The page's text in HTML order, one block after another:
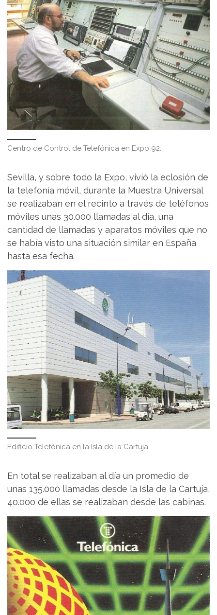
Centro de Control de Telefónica en Expo 92.
Sevilla, y sobre todo la Expo, vivió la eclosión de
la telefonía móvil, durante la Muestra Universal
se realizaban en el recinto a través de teléfonos
móviles unas 30.000 llamadas al día, una
cantidad de llamadas y aparatos móviles que no
se había visto una situación similar en España
hasta esa fecha.
Edificio Telefónica en la Isla de la Cartuja.
En total se realizaban al día un promedio de
unas 135.000 llamadas desde la Isla de la Cartuja,
40.000 de ellas se realizaban desde las cabinas.